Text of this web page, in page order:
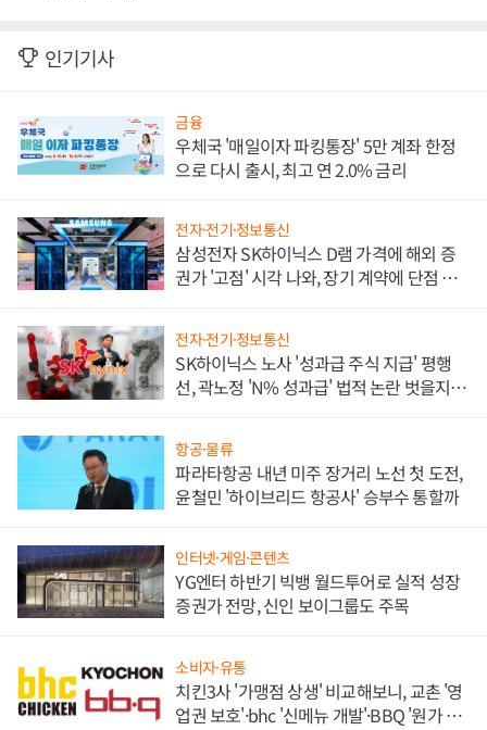
인기기사
금융
우체국 '매일이자 파킹통장' 5만 계좌 한정
으로 다시 출시, 최고 연 2.0% 금리
전자·전기·정보통신
삼성전자 SK하이닉스 D램 가격에 해외 증
권가 '고점' 시각 나와, 장기 계약에 단점 부
전자·전기·정보통신
SK하이닉스 노사 '성과급 주식 지급' 평행
선, 곽노정 'N% 성과급' 법적 논란 벗을지 주
항공·물류
파라타항공 내년 미주 장거리 노선 첫 도전,
윤철민 '하이브리드 항공사' 승부수 통할까
인터넷·게임·콘텐츠
YG엔터 하반기 빅뱅 월드투어로 실적 성장
증권가 전망, 신인 보이그룹도 주목
소비자·유통
치킨3사 '가맹점 상생' 비교해보니, 교촌 '영
업권 보호'·bhc '신메뉴 개발'·BBQ '원가 부